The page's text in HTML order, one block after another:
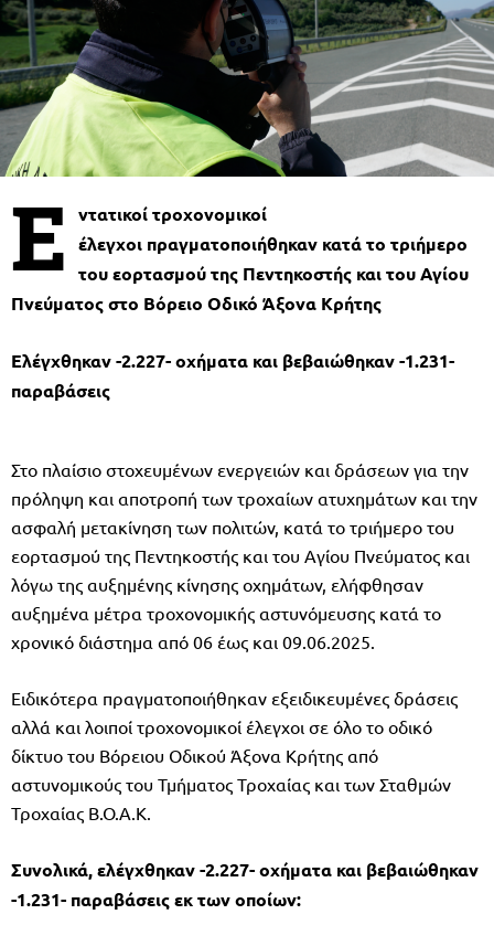
Ε ντατικοίτροχονομικοί
έλεγχοι πραγματοποιήθηκαν κατά το τριήμερο
του εορτασμού της Πεντηκοστής και του Αγίου
Πνεύματοςστο Βόρειο Οδικό Άξονα Κρήτης
Ελέγχθηκαν -2.227- οχήματα και βεβαιώθηκαν-1.231-
παραβάσεις
Στο πλαίσιο στοχευμένων ενεργειών και δράσεων για την
πρόληψη και αποτροπή των τροχαίων ατυχημάτων και την
ασφαλή μετακίνηση των πολιτών, κατά το τριήμερο του
εορτασμού της Πεντηκοστής και του Αγίου Πνεύματος και
λόγω της αυξημένης κίνησης οχημάτων, ελήφθησαν
αυξημένα μέτρα τροχονομικής αστυνόμευσης κατά το
χρονικό διάστημα από 06 έως και 09.06.2025.
Ειδικότερα πραγματοποιήθηκαν εξειδικευμένες δράσεις
αλλά και λοιποί τροχονομικοί έλεγχοι σε όλο το οδικό
δίκτυο του Βόρειου Οδικού Άξονα Κρήτης από
αστυνομικούς του Τμήματος Τροχαίας και των Σταθμών
Τροχαίας Β.Ο.Α.Κ.
Συνολικά, ελέγχθηκαν -2.227- οχήματα και βεβαιώθηκαν
-1.231- παραβάσεις εκ των οποίων: